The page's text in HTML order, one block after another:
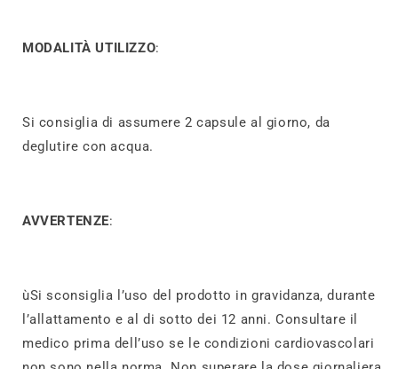
MODALITÀ UTILIZZO:
Si consiglia di assumere 2 capsule al giorno, da
deglutire con acqua.
AVVERTENZE:
ùSi sconsiglia l’uso del prodotto in gravidanza, durante
l’allattamento e al di sotto dei 12 anni. Consultare il
medico prima dell’uso se le condizioni cardiovascolari